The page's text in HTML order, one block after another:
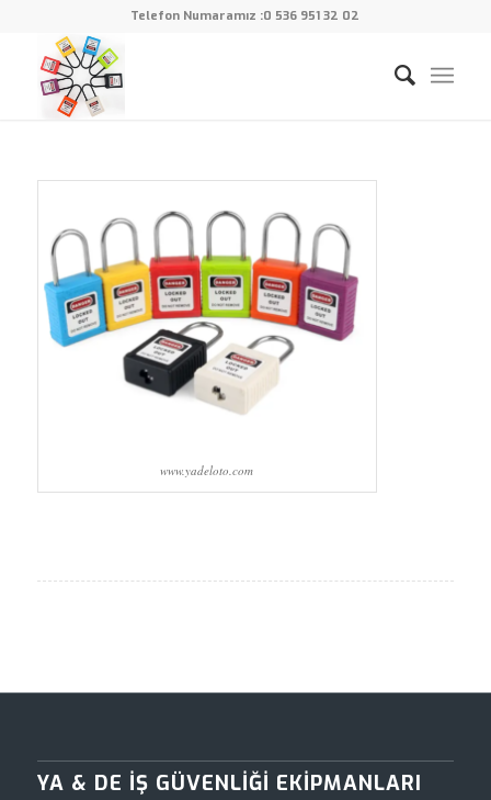
Telefon Numaramız :0 536 951 32 02
www.yadeloto.com
YA & DE İŞ GÜVENLIĞI EKIPMANLARI